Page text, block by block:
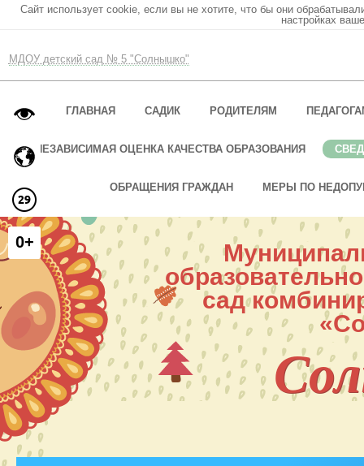
Сайт использует cookie, если вы не хотите, что бы они
настройках
МДОУ детский сад № 5 "Солнышко"
ГЛАВНАЯ САДИК РОДИТЕЛЯМ
НЕЗАВИСИМАЯ ОЦЕНКА КАЧЕСТВА ОБРАЗОВАНИЯ
ОБРАЩЕНИЯ ГРАЖДАН МЕРЫ ПО
сад
0+